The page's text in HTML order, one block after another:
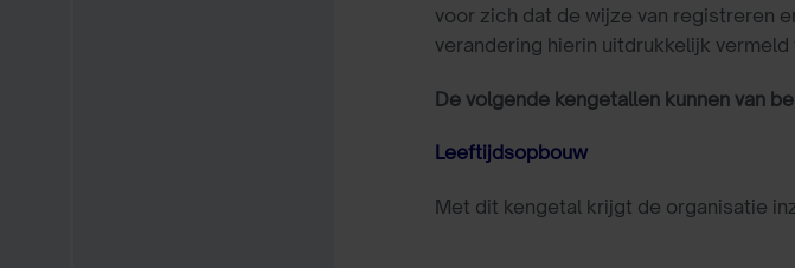
voor zich dat de wijze van registreren
verandering hierin uitdrukkelijk
De volgende kengetallen kunnen van
Leeftijdsopbouw
Met dit kengetal krijgt de organisatie